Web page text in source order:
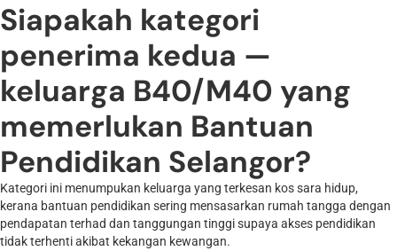
Siapakah kategori
penerima kedua —
keluarga B40/M40 yang
memerlukan Bantuan
Pendidikan Selangor?
Kategori ini menumpukan keluarga yang terkesan kos sara hidup,
kerana bantuan pendidikan sering mensasarkan rumah tangga dengan
pendapatan terhad dan tanggungan tinggi supaya akses pendidikan
tidak terhenti akibat kekangan kewangan.